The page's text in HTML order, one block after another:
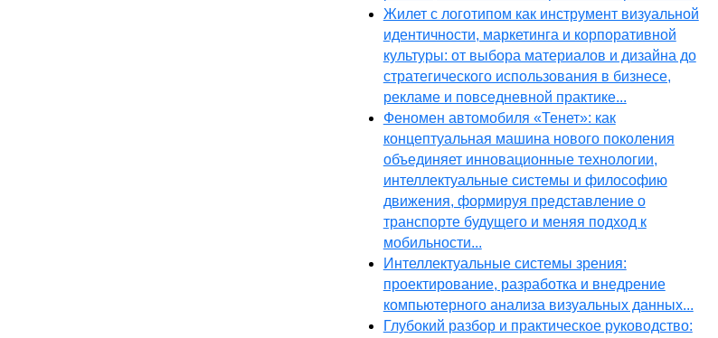
Жилет с логотипом как инструмент визуальной
идентичности, маркетинга и корпоративной
культуры: от выбора материалов и дизайна до
стратегического использования в бизнесе,
рекламе и повседневной практике...
Феномен автомобиля «Тенет»: как
концептуальная машина нового поколения
объединяет инновационные технологии,
интеллектуальные системы и философию
движения, формируя представление о
транспорте будущего и меняя подход к
мобильности...
Интеллектуальные системы зрения:
проектирование, разработка и внедрение
компьютерного анализа визуальных данных...
Глубокий разбор и практическое руководство: